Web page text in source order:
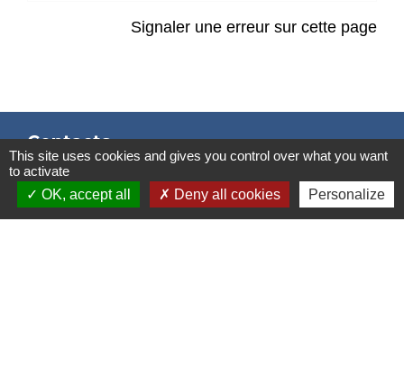
Signaler une erreur sur cette page
Contacts
Mairie de Marssac-sur-Tarn
2 Rue Tonimarié
81150 Marssac-sur-Tarn - FRANCE
This site uses cookies and gives you control over what you want
to activate
OK, accept all
Deny all cookies Personalize